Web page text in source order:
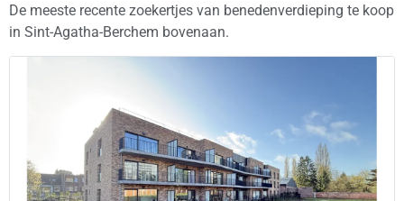
De meeste recente zoekertjes van benedenverdieping te koop
in Sint-Agatha-Berchem bovenaan.